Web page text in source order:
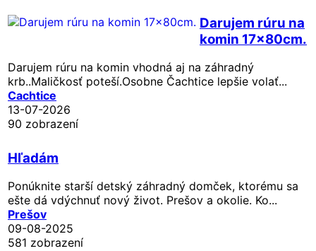
Darujem rúru na
komin 17x80cm.
Darujem rúru na komin vhodná aj na záhradný
krb..Maličkosť poteší.Osobne Čachtice lepšie volať...
Cachtice
13-07-2026
90 zobrazení
Hľadám
Ponúknite starší detský záhradný domček, ktorému sa
ešte dá vdýchnuť nový život. Prešov a okolie. Ko...
Prešov
09-08-2025
581 zobrazení